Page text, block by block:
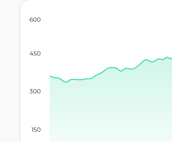
150
300
450
600